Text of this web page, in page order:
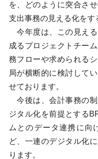
を、どのように突合さ
支出事務の見える化をす
今年度は、この見え
成るプロジェクトチー
務フローや求められる
局が横断的に検討して
せております。
今後は、会計事務の
ジタル化を前提とする
ムとのデータ連携に向
ど、一連のデジタル化
ります。